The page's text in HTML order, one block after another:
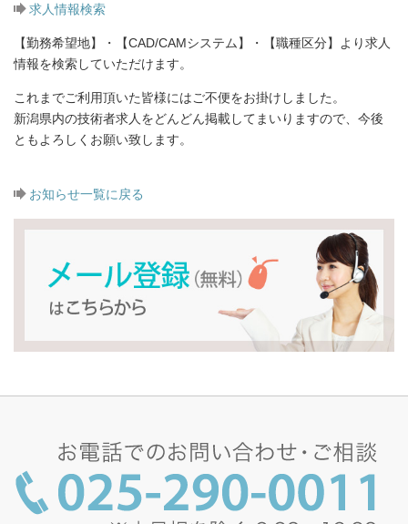
求人情報検索
【勤務希望地】・【CAD/CAMシステム】・【職種区分】より求人
情報を検索していただけます。
これまでご利用頂いた皆様にはご不便をお掛けしました。
新潟県内の技術者求人をどんどん掲載してまいりますので、今後
ともよろしくお願い致します。
お知らせ一覧に戻る